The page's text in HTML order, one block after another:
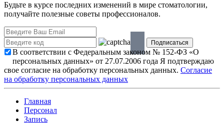
Будьте в курсе последних изменений в мире стоматологии,
получайте полезные советы профессионалов.
В соответствии с Федеральным законом № 152-ФЗ «О
персональных данных» от 27.07.2006 года Я подтверждаю
свое согласие на обработку персональных данных. Согласие
на обработку персональных данных
Главная
Персонал
Запись